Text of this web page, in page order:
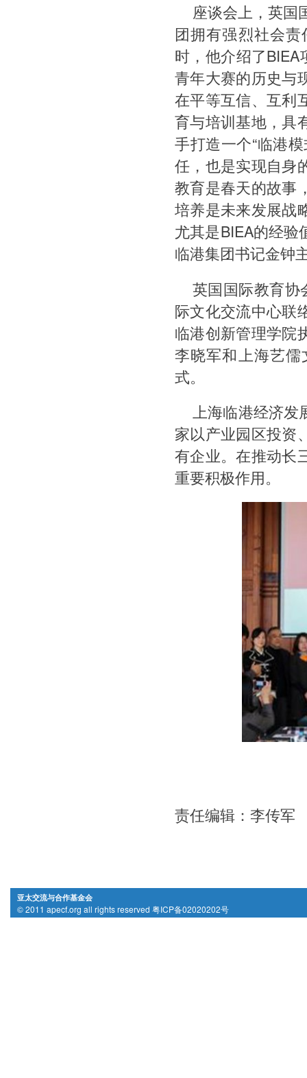
座谈会上，英国
团拥有强烈社会
时，他介绍了
青年大赛的历史与
在平等互信、互利
育与培训基地，具
手打造一个“临港
任，也是实现自身
教育是春天的故事
培养是未来发展战
尤其是BIEA的经
临港集团书记金钟
英国国际教育协
际文化交流中心联
临港创新管理学院
李晓军和上海艺
式。
上海临港经济
家以产业园区投资
有企业。在推动长
重要积极作用。
责任编辑：李传军
亚太交流与合作基金会
© 2011 apecf.org all rights reserved 粤ICP备02020202号